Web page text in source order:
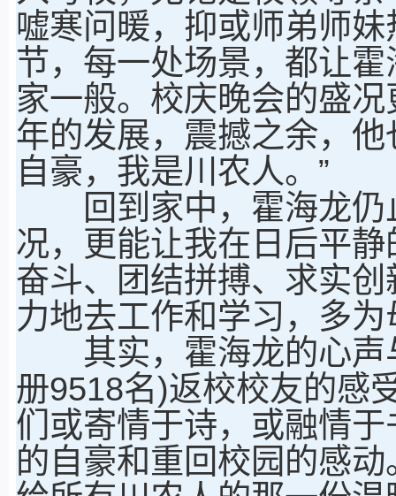
嘘寒问暖，抑或师弟师
节，每一处场景，都让
家一般。校庆晚会的盛
年的发展，震撼之余，
自豪，我是川农人。”
回到家中，霍海龙仍
况，更能让我在日后平
奋斗、团结拼搏、求实
力地去工作和学习，多
其实，霍海龙的心声
册9518名)返校校友的感
们或寄情于诗，或融情
的自豪和重回校园的感